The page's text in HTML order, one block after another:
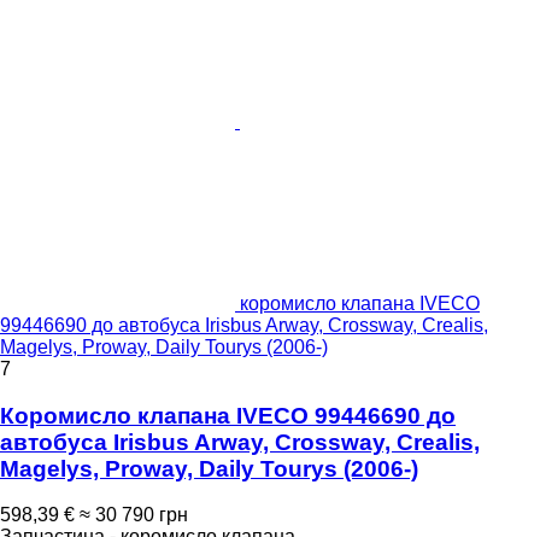
коромисло клапана IVECO
99446690 до автобуса Irisbus Arway, Crossway, Crealis,
Magelys, Proway, Daily Tourys (2006-)
7
Коромисло клапана IVECO 99446690 до
автобуса Irisbus Arway, Crossway, Crealis,
Magelys, Proway, Daily Tourys (2006-)
598,39 € ≈ 30 790 грн